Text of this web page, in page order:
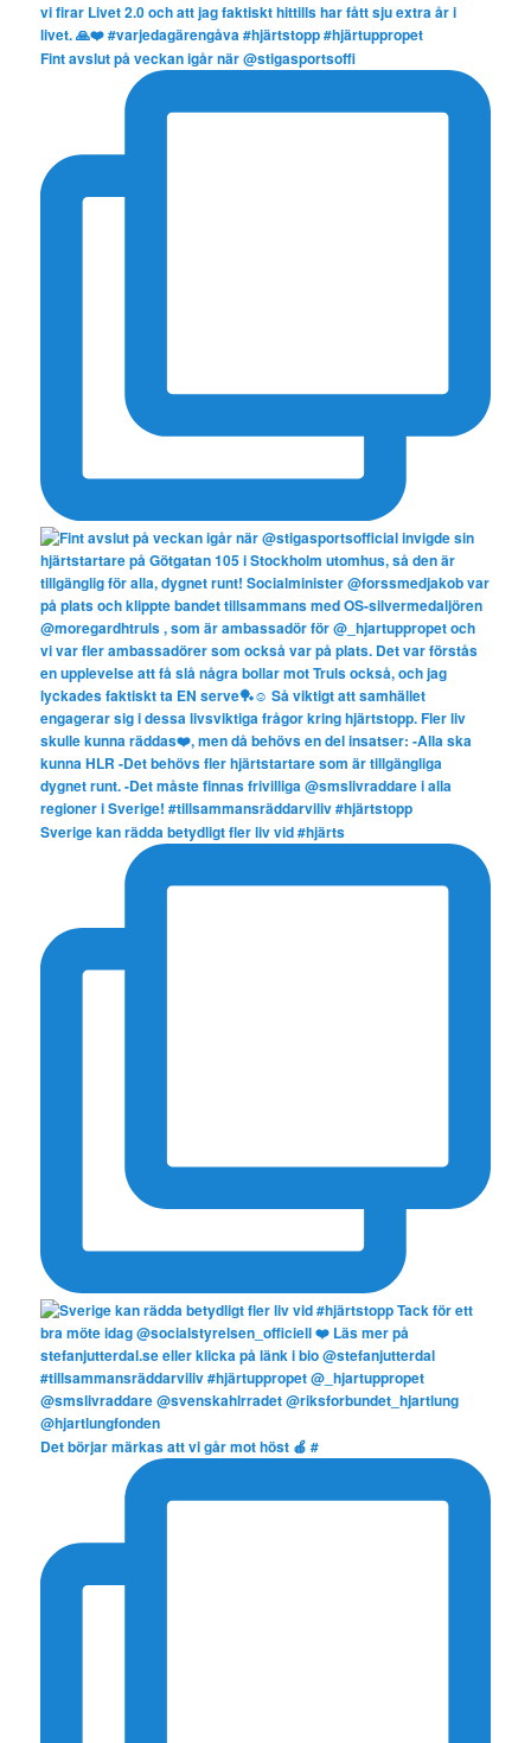
Fint avslut på veckan igår när @stigasportsoffi
Sverige kan rädda betydligt fler liv vid #hjärts
Det börjar märkas att vi går mot höst 🍎 #